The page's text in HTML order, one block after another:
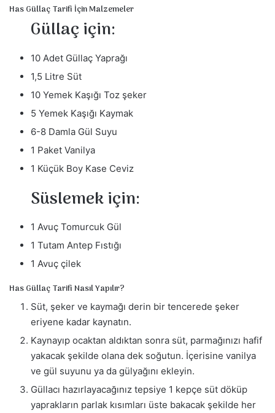
ö
e
r
k
Has Güllaç Tarifi İçin Malzemeler
Güllaç için:
10 Adet Güllaç Yaprağı
1,5 Litre Süt
10 Yemek Kaşığı Toz şeker
5 Yemek Kaşığı Kaymak
6-8 Damla Gül Suyu
1 Paket Vanilya
1 Küçük Boy Kase Ceviz
Süslemek için:
1 Avuç Tomurcuk Gül
1 Tutam Antep Fıstığı
1 Avuç çilek
Has Güllaç Tarifi Nasıl Yapılır?
Süt, şeker ve kaymağı derin bir tencerede şeker
eriyene kadar kaynatın.
Kaynayıp ocaktan aldıktan sonra süt, parmağınızı hafif
yakacak şekilde olana dek soğutun. İçerisine vanilya
ve gül suyunu ya da gülyağını ekleyin.
Güllacı hazırlayacağınız tepsiye 1 kepçe süt döküp
yaprakların parlak kısımları üste bakacak şekilde her